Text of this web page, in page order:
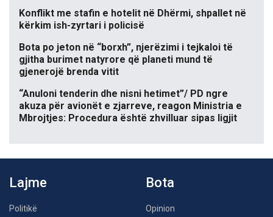
Konflikt me stafin e hotelit në Dhërmi, shpallet në
kërkim ish-zyrtari i policisë
Bota po jeton në “borxh”, njerëzimi i tejkaloi të
gjitha burimet natyrore që planeti mund të
gjenerojë brenda vitit
“Anuloni tenderin dhe nisni hetimet”/ PD ngre
akuza për avionët e zjarreve, reagon Ministria e
Mbrojtjes: Procedura është zhvilluar sipas ligjit
Lajme
Politikë
Bota
Opinion